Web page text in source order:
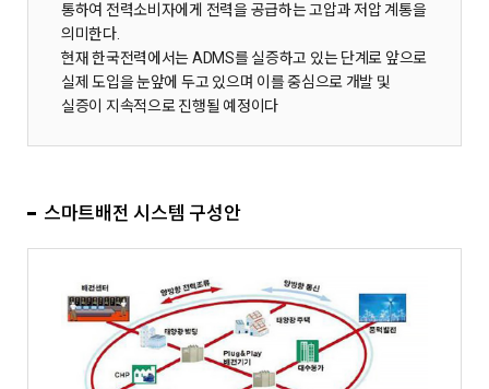
통하여 전력소비자에게 전력을 공급하는 고압과 저압 계통을
의미한다.
현재 한국전력에서는 ADMS를 실증하고 있는 단계로 앞으로
실제 도입을 눈앞에 두고 있으며 이를 중심으로 개발 및
실증이 지속적으로 진행될 예정이다
스마트배전 시스템 구성안